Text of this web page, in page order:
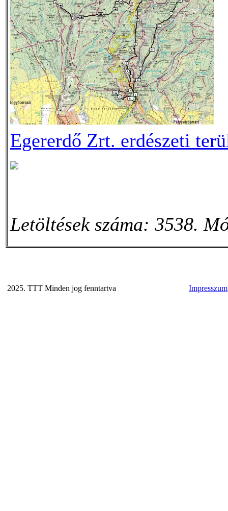
Egererdő Zrt. erdészeti
Letöltések száma: 3538.
2025. TTT Minden jog fenntartva Impresszum